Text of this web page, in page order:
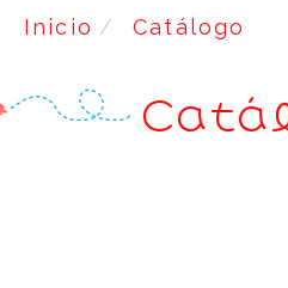
Inicio Catálogo